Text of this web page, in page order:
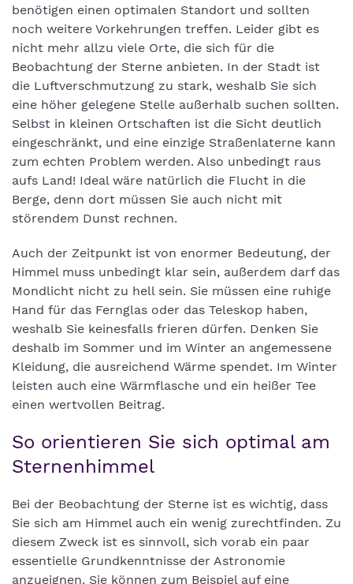
benötigen einen optimalen Standort und sollten
noch weitere Vorkehrungen treffen. Leider gibt es
nicht mehr allzu viele Orte, die sich für die
Beobachtung der Sterne anbieten. In der Stadt ist
die Luftverschmutzung zu stark, weshalb Sie sich
eine höher gelegene Stelle außerhalb suchen sollten.
Selbst in kleinen Ortschaften ist die Sicht deutlich
eingeschränkt, und eine einzige Straßenlaterne kann
zum echten Problem werden. Also unbedingt raus
aufs Land! Ideal wäre natürlich die Flucht in die
Berge, denn dort müssen Sie auch nicht mit
störendem Dunst rechnen.
Auch der Zeitpunkt ist von enormer Bedeutung, der
Himmel muss unbedingt klar sein, außerdem darf das
Mondlicht nicht zu hell sein. Sie müssen eine ruhige
Hand für das Fernglas oder das Teleskop haben,
weshalb Sie keinesfalls frieren dürfen. Denken Sie
deshalb im Sommer und im Winter an angemessene
Kleidung, die ausreichend Wärme spendet. Im Winter
leisten auch eine Wärmflasche und ein heißer Tee
einen wertvollen Beitrag.
So orientieren Sie sich optimal am
Sternenhimmel
Bei der Beobachtung der Sterne ist es wichtig, dass
Sie sich am Himmel auch ein wenig zurechtfinden. Zu
diesem Zweck ist es sinnvoll, sich vorab ein paar
essentielle Grundkenntnisse der Astronomie
anzueignen. Sie können zum Beispiel auf eine